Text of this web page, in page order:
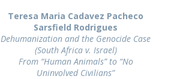
Teresa Maria Cadavez Pacheco
Sarsfield Rodrigues
Dehumanization and the Genocide Case
(South Africa v. Israel)
From “Human Animals” to “No
Uninvolved Civilians”